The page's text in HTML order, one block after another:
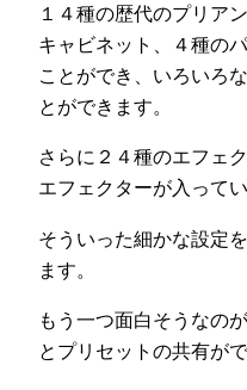
１４種の歴代のプリア
キャビネット、４種の
ことができ、いろいろ
とができます。
さらに２４種のエフェ
エフェクターが入って
そういった細かな設定
ます。
もう一つ面白そうなの
とプリセットの共有が